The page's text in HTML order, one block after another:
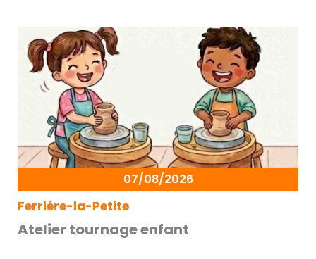
07/08/2026
Ferrière-la-Petite
Atelier tournage enfant